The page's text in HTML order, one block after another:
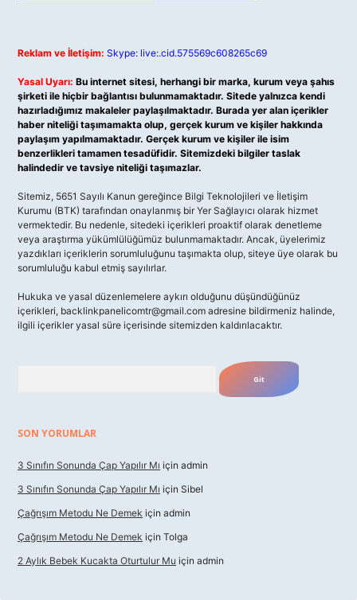
Reklam ve İletişim: Skype: live:.cid.575569c608265c69
Yasal Uyarı: Bu internet sitesi, herhangi bir marka, kurum veya şahıs
şirketi ile hiçbir bağlantısı bulunmamaktadır. Sitede yalnızca kendi
hazırladığımız makaleler paylaşılmaktadır. Burada yer alan içerikler
haber niteliği taşımamakta olup, gerçek kurum ve kişiler hakkında
paylaşım yapılmamaktadır. Gerçek kurum ve kişiler ile isim
benzerlikleri tamamen tesadüfidir. Sitemizdeki bilgiler taslak
halindedir ve tavsiye niteliği taşımazlar.
Sitemiz, 5651 Sayılı Kanun gereğince Bilgi Teknolojileri ve İletişim
Kurumu (BTK) tarafından onaylanmış bir Yer Sağlayıcı olarak hizmet
vermektedir. Bu nedenle, sitedeki içerikleri proaktif olarak denetleme
veya araştırma yükümlülüğümüz bulunmamaktadır. Ancak, üyelerimiz
yazdıkları içeriklerin sorumluluğunu taşımakta olup, siteye üye olarak bu
sorumluluğu kabul etmiş sayılırlar.
Hukuka ve yasal düzenlemelere aykırı olduğunu düşündüğünüz
içerikleri, backlinkpanelicomtr@gmail.com adresine bildirmeniz halinde,
ilgili içerikler yasal süre içerisinde sitemizden kaldırılacaktır.
SON YORUMLAR
3 Sınıfın Sonunda Çap Yapılır Mı için admin
3 Sınıfın Sonunda Çap Yapılır Mı için Sibel
Çağrışım Metodu Ne Demek için admin
Çağrışım Metodu Ne Demek için Tolga
2 Aylık Bebek Kucakta Oturtulur Mu için admin